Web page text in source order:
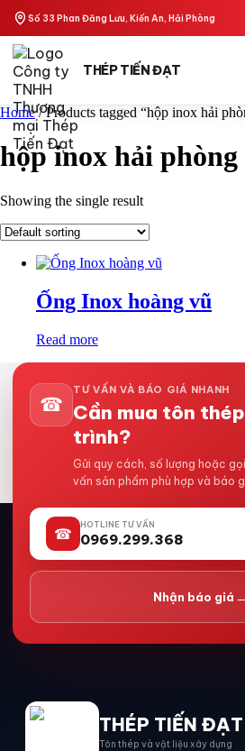
content
Số 33 Phan Đăng Lưu, Kiến An, Hải Phòng
THÉP TIẾN ĐẠT
Home/ Products tagged “hộp inox hải
hộp inox hải phòng
Showing the single result
Ống Inox hoàng vũ
Read more
☎
TƯ VẤN VÀ BÁO GIÁ NHANH
Cần mua tôn
trình?
Gửi quy cách, số lượng hoặc
vấn sản phẩm phù hợp và báo
☎
HOTLINE TƯ VẤN
0969.299.368
Nhận báo giá
THÉP TIẾN ĐẠT
Tôn thép và vật liệu xây dựng